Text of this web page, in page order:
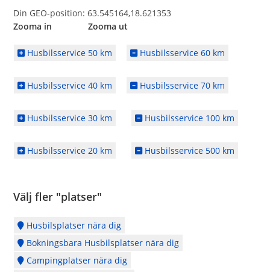
Din GEO-position: 63.545164,18.621353
Zooma in Zooma ut
Husbilsservice 50 km Husbilsservice 60 km
Husbilsservice 40 km Husbilsservice 70 km
Husbilsservice 30 km Husbilsservice 100 km
Husbilsservice 20 km Husbilsservice 500 km
Välj fler "platser"
Husbilsplatser nära dig
Bokningsbara Husbilsplatser nära dig
Campingplatser nära dig